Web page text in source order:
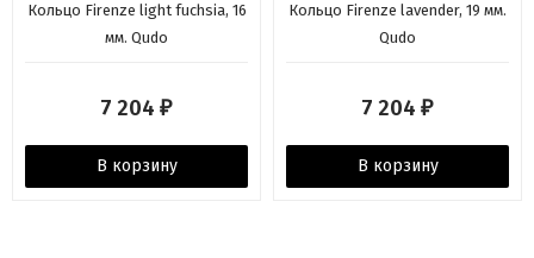
Кольцо Firenze light fuchsia, 16
мм. Qudo
7 204 ₽
В корзину
Кольцо Firenze lavender, 19 мм.
Qudo
7 204 ₽
В корзину